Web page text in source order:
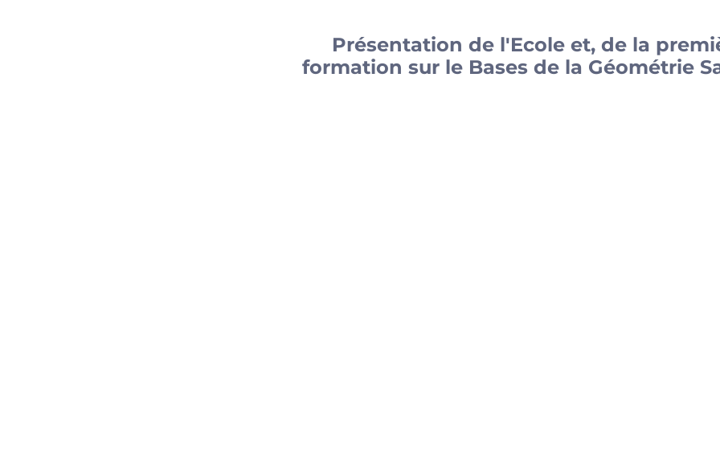
Présentation de l'Ecole et, de la
formation sur le Bases de la Géométrie